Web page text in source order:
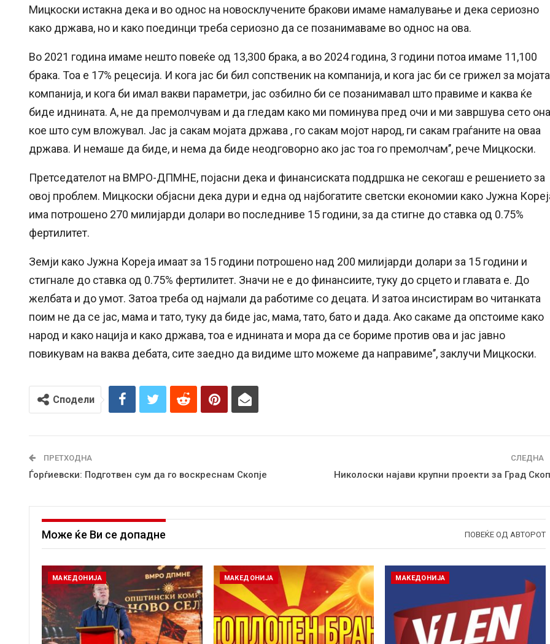
Мицкоски истакна дека и во однос на новосклучените бракови имаме намалување и дека сериозно
како држава, но и како поединци треба сериозно да се позанимаваме во однос на ова.
Во 2021 година имаме нешто повеќе од 13,300 брака, а во 2024 година, 3 години потоа имаме 11,100
брака. Тоа е 17% рецесија. И кога јас би бил сопственик на компанија, и кога јас би се грижел за мојата
компанија, и кога би имал вакви параметри, јас озбилно би се позанимавал што правиме и каква ќе
биде иднината. А, не да премолчувам и да гледам како ми поминува пред очи и ми завршува сето она
кое што сум вложувал. Јас ја сакам мојата држава , го сакам мојот народ, ги сакам граѓаните на оваа
држава. И немаше да биде, и нема да биде неодговорно ако јас тоа го премолчам’’, рече Мицкоски.
Претседателот на ВМРО-ДПМНЕ, појасни дека и финансиската поддршка не секогаш е решението за
овој проблем. Мицкоски објасни дека дури и една од најбогатите светски економии како Јужна
има потрошено 270 милијарди долари во последниве 15 години, за да стигне до ставка од 0.75%
фертилитет.
Земји како Јужна Кореја имаат за 15 години потрошено над 200 милијарди долари за 15 години и
стигнале до ставка од 0.75% фертилитет. Значи не е до финансиите, туку до срцето и главата е. До
желбата и до умот. Затоа треба од најмали да работиме со децата. И затоа инсистирам во читанката
поим не да се јас, мама и тато, туку да биде јас, мама, тато, бато и дада. Ако сакаме да опстоиме како
народ и како нација и како држава, тоа е иднината и мора да се бориме против ова и јас јавно
повикувам на ваква дебата, сите заедно да видиме што можеме да направиме’’, заклучи Мицкоски.
Сподели
ПРЕТХОДНА
Ѓорѓиевски: Подготвен сум да го воскреснам Скопје
СЛЕДНА
Николоски најави крупни проекти за Град
Може ќе Ви се допадне ПОВЕЌЕ ОД АВТОРОТ
МАКЕДОНИЈА МАКЕДОНИЈА МАКЕДОНИЈА